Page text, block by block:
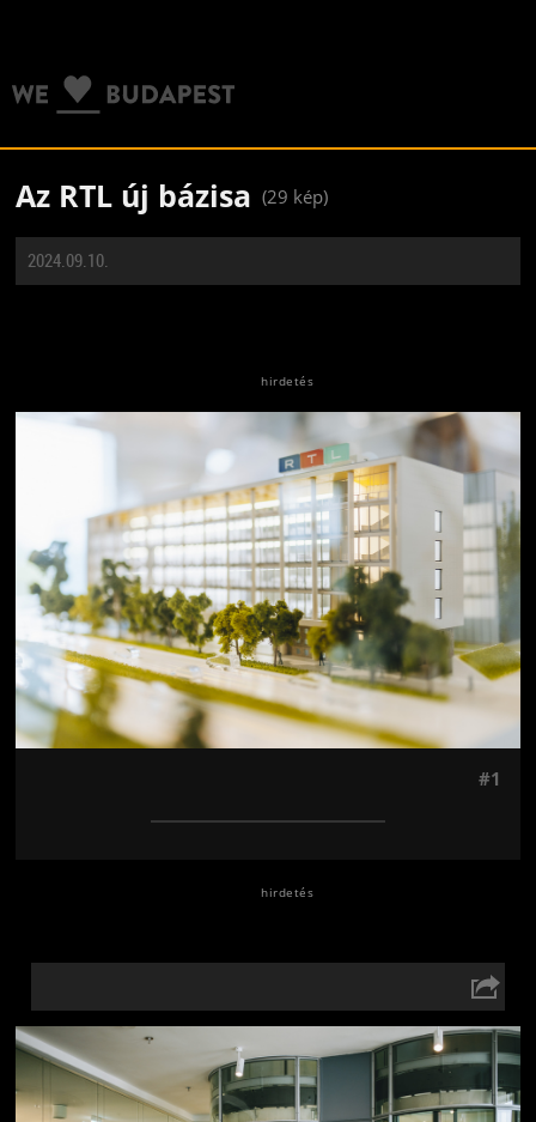
Az RTL új bázisa (29 kép)
2024.09.10.
Jön még kép!
#1
Jön még kép!